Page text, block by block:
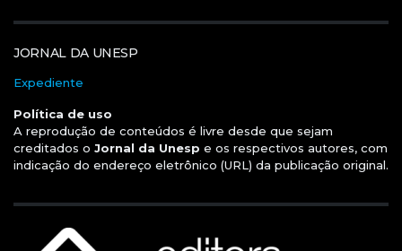
JORNAL DA UNESP
Expediente
Política de uso
A reprodução de conteúdos é livre desde que sejam
creditados o Jornal da Unesp e os respectivos autores, com
indicação do endereço eletrônico (URL) da publicação original.